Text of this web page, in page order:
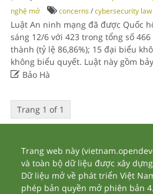
nghệ mở
concerns/cybersecurity law
Luật An ninh mạng đã được Quốc
sáng 12/6 với 423 trong tổng số
thành (tỷ lệ 86,86%); 15 đại biểu
không biểu quyết. Luật này gồm
Bảo Hà
Trang 1 of 1
Trang web này
và toàn bộ dữ liệu được xây
Dữ liệu mở về phát triển Việt
phép bản quyền mở phiên bản